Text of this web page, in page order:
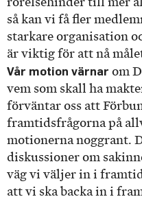
så kan vi få fler
starkare organisation
är viktig för att nå
Vår motion värnar om
vem som skall ha
förväntar oss att
framtidsfrågorna på
motionerna noggrant.
diskussioner om
väg vi väljer in i
att vi ska backa in i